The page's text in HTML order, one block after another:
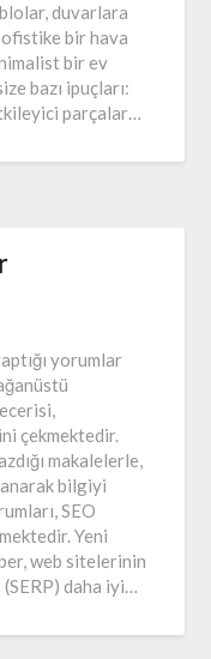
duvarlara
bir hava
bir ev
bazı ipuçları:
parçalar…
yorumlar
çekmektedir.
makalelerle,
bilgiyi
SEO
Yeni
web sitelerinin
daha iyi…